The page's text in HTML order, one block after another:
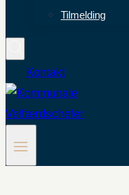
Tilmelding
Kontakt